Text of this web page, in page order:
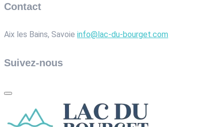
Contact
Aix les Bains, Savoie info@lac-du-bourget.com
Suivez-nous